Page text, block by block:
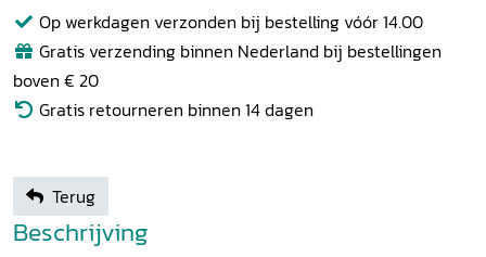
Op werkdagen verzonden bij bestelling vóór 14.00
Gratis verzending binnen Nederland bij bestellingen
boven € 20
Gratis retourneren binnen 14 dagen
Terug
Beschrijving